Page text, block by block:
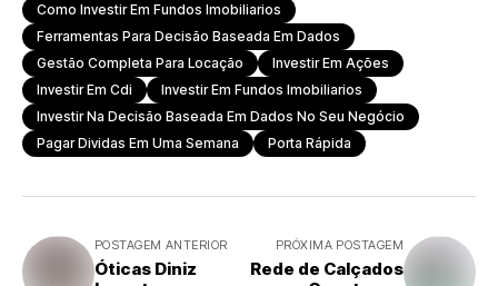
Como Investir Em Fundos Imobiliarios
Ferramentas Para Decisão Baseada Em Dados
Gestão Completa Para Locação
Investir Em Ações
Investir Em Cdi
Investir Em Fundos Imobiliarios
Investir Na Decisão Baseada Em Dados No Seu Negócio
Pagar Dividas Em Uma Semana
Porta Rápida
POSTAGEM ANTERIOR
Óticas Diniz
PRÓXIMA POSTAGEM
Rede de Calçados